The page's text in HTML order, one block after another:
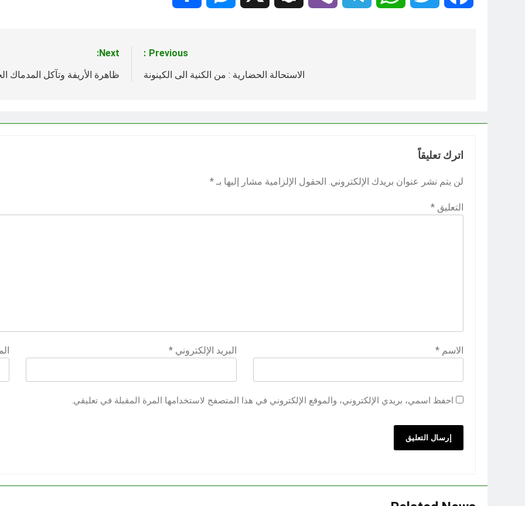
Previous:
الاستحالة الحضارية : من الكنية الى الكينونة
Next:
ظاهرة الأريفة وتآكل المدماك
اترك تعليقاً
لن يتم نشر عنوان بريدك الإلكتروني. الحقول الإلزامية مشار إليها بـ *
التعليق *
الاسم * البريد الإلكتروني*
احفظ اسمي، بريدي الإلكتروني، والموقع الإلكتروني في هذا المتصفح لاستخدامها المرة المقبلة في تعليقي.